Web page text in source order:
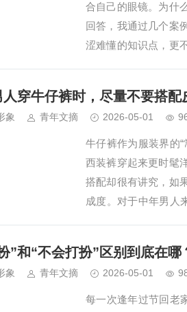
合自己的眼镜。为什
回答，我通过几个案
涩难懂的知识点，更
脸小（大镜框墨镜除
人穿牛仔裤时，尽量不要搭配
象 青年文摘 2026-05-01
牛仔裤作为服装界的
西装裤穿起来更时髦
搭配却很有讲究，如
成度。对于中年男人
牛仔裤偏时尚…
”和“不会打扮”区别到底在哪
象 青年文摘 2026-05-01
每一次逢年过节回老